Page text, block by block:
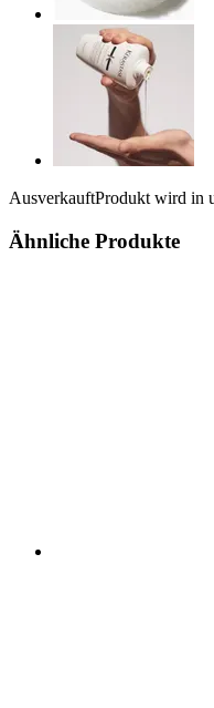
AusverkauftProdukt wird in
Ähnliche Produkte